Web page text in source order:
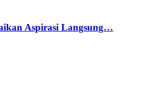
Aspirasi Langsung…